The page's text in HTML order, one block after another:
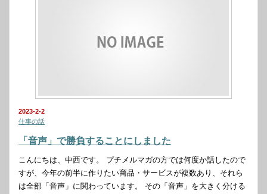
2023-2-2
仕事の話
「音声」で勝負することにしました
こんにちは、中西です。 プチメルマガの方では何度か話したので
すが、今年の前半に作りたい商品・サービスが複数あり、それら
は全部「音声」に関わっています。 その「音声」を大きく分ける